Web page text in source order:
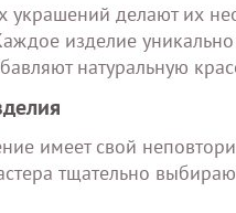
украшений делают их
изделие
натуральную
имеет свой
тщательно